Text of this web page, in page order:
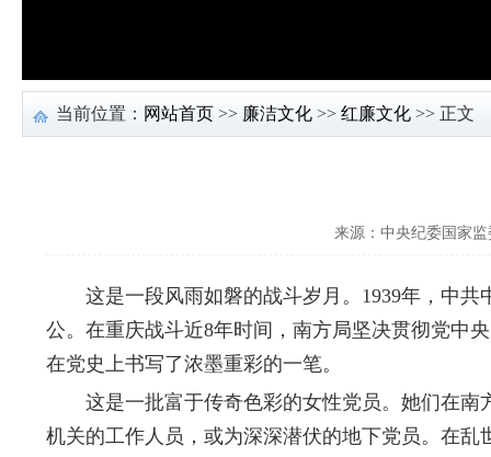
当前位置： 网站首页 >> 廉洁文化 >> 红廉文化 >> 正文
来源：中央纪委国家监
这是一段风雨如磐的战斗岁月。1939年，中共
公。在重庆战斗近8年时间，南方局坚决贯彻党中
在党史上书写了浓墨重彩的一笔。
这是一批富于传奇色彩的女性党员。她们在南
机关的工作人员，或为深深潜伏的地下党员。在